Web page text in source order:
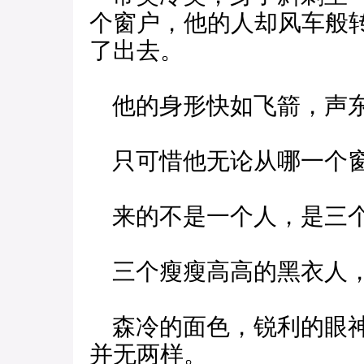
个窗户，他的人却风车般
了出去。
他的身形快如飞箭，声
只可惜他无论从哪一个
来的不是一个人，是三
三个瘦瘦高高的黑衣人
森冷的面色，锐利的眼
并无两样。